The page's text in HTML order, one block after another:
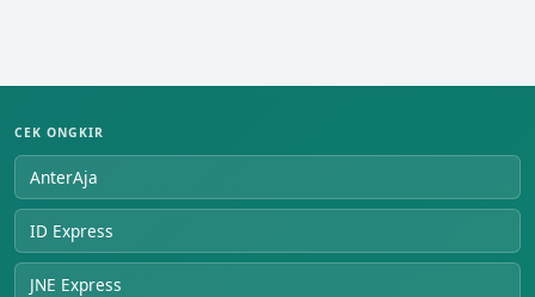
CEK ONGKIR
AnterAja
ID Express
JNE Express